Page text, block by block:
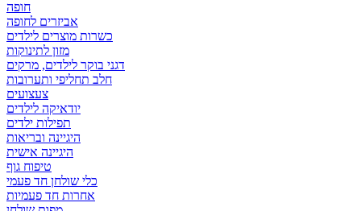
אביזרים לחופה
כשרות מוצרים לילדים
מזון לתינוקות
דגני בוקר לילדים, מרקים
חלב תחליפי ותערובות
צעצועים
יודאיקה לילדים
תפילות ילדים
היגיינה ובריאות
היגיינה אישית
טיפוח גוף
כלי שולחן חד פעמי
אחרות חד פעמיות